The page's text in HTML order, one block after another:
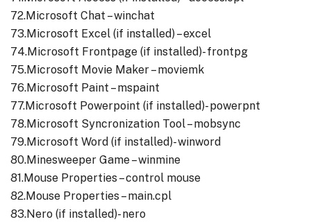
72.Microsoft Chat – winchat
73.Microsoft Excel (if installed) – excel
74.Microsoft Frontpage (if installed)- frontpg
75.Microsoft Movie Maker – moviemk
76.Microsoft Paint – mspaint
77.Microsoft Powerpoint (if installed)- powerpnt
78.Microsoft Syncronization Tool – mobsync
79.Microsoft Word (if installed)- winword
80.Minesweeper Game – winmine
81.Mouse Properties – control mouse
82.Mouse Properties – main.cpl
83.Nero (if installed)- nero